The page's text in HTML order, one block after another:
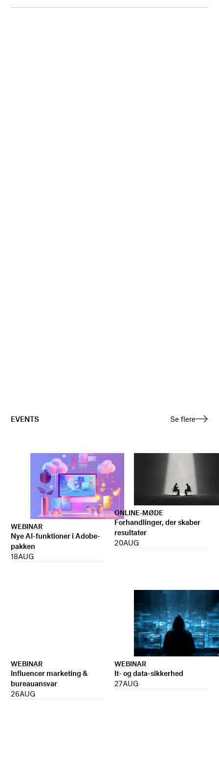
EVENTS Se flere
WEBINAR
Nye AI-funktioner i Adobe-
pakken
18AUG
ONLINE-MØDE
Forhandlinger, der skaber
resultater
20AUG
WEBINAR
Influencer marketing &
bureauansvar
26AUG
WEBINAR
It- og data-sikkerhed
27AUG